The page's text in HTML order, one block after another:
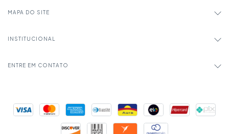
MAPA DO SITE
INSTITUCIONAL
ENTRE EM CONTATO